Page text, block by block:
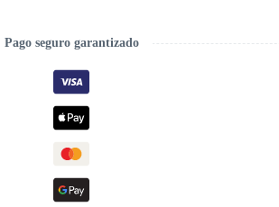
Pago seguro garantizado